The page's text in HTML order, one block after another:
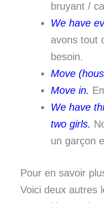
bruyant /
We have
avons tout
besoin.
Move
Move in.
We have
two girls.
un garçon
Pour en savoir
Voici deux autres